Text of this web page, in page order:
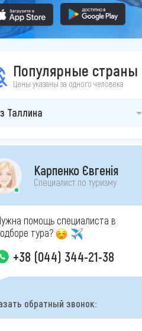
Популярные страны
Цены указаны за одного человека
Таллина
Карпенко Євгенія
Специалист по туризму
помощь специалиста в
тура?
+38 (044) 344-21-38
обратный звонок: